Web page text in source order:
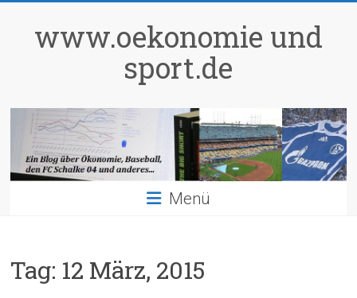
springenwww.oekonomie und
sport.de
Menü
Tag: 12 März, 2015